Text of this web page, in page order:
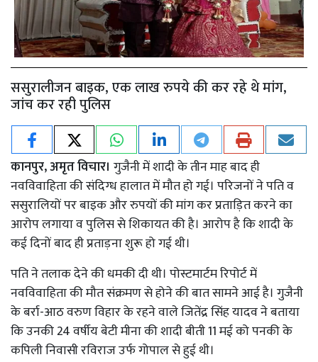
ससुरालीजन बाइक, एक लाख रुपये की कर रहे थे मांग,
जांच कर रही पुलिस
कानपुर, अमृत विचार। गुजैनी में शादी के तीन माह बाद ही
नवविवाहिता की संदिग्ध हालात में मौत हो गई। परिजनों ने पति व
ससुरालियों पर बाइक और रुपयों की मांग कर प्रताड़ित करने का
आरोप लगाया व पुलिस से शिकायत की है। आरोप है कि शादी के
कई दिनों बाद ही प्रताड़ना शुरू हो गई थी।
पति ने तलाक देने की धमकी दी थी। पोस्टमार्टम रिपोर्ट में
नवविवाहिता की मौत संक्रमण से होने की बात सामने आई है। गुजैनी
के बर्रा-आठ वरुण विहार के रहने वाले जितेंद्र सिंह यादव ने बताया
कि उनकी 24 वर्षीय बेटी मीना की शादी बीती 11 मई को पनकी के
कपिली निवासी रविराज उर्फ गोपाल से हुई थी।